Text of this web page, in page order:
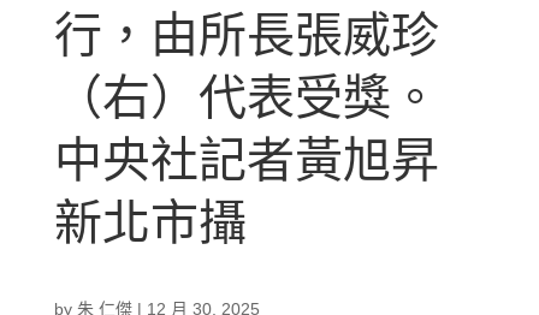
行，由所長張威珍
（右）代表受獎。
中央社記者黃旭昇
新北市攝
by 朱 仁傑| 12 月 30, 2025